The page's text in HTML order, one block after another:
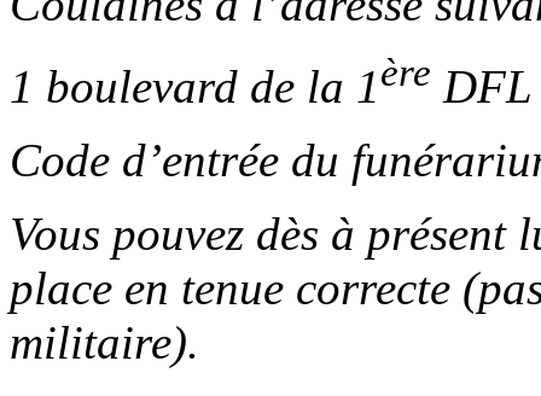
1 boulevard de la 1ère DFL
Code d’entrée du
Vous pouvez dès à
place en tenue correcte
militaire).